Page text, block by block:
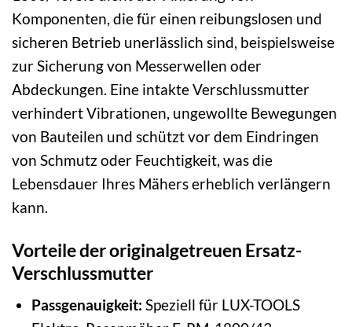
Komponenten, die für einen reibungslosen und
sicheren Betrieb unerlässlich sind, beispielsweise
zur Sicherung von Messerwellen oder
Abdeckungen. Eine intakte Verschlussmutter
verhindert Vibrationen, ungewollte Bewegungen
von Bauteilen und schützt vor dem Eindringen
von Schmutz oder Feuchtigkeit, was die
Lebensdauer Ihres Mähers erheblich verlängern
kann.
Vorteile der originalgetreuen Ersatz-
Verschlussmutter
Passgenauigkeit: Speziell für LUX-TOOLS